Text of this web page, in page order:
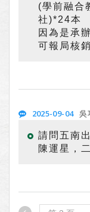
(學前融合
社)*24本
因為是承
可報局核銷
請問五南
陳運星，
2025-09-04 吳